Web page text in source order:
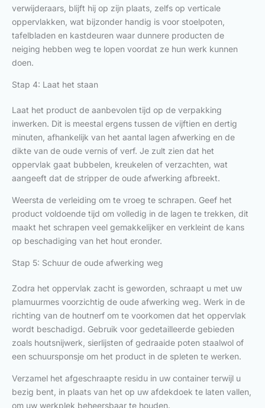
verwijderaars, blijft hij op zijn plaats, zelfs op verticale
oppervlakken, wat bijzonder handig is voor stoelpoten,
tafelbladen en kastdeuren waar dunnere producten de
neiging hebben weg te lopen voordat ze hun werk kunnen
doen.
Stap 4: Laat het staan
Laat het product de aanbevolen tijd op de verpakking
inwerken. Dit is meestal ergens tussen de vijftien en dertig
minuten, afhankelijk van het aantal lagen afwerking en de
dikte van de oude vernis of verf. Je zult zien dat het
oppervlak gaat bubbelen, kreukelen of verzachten, wat
aangeeft dat de stripper de oude afwerking afbreekt.
Weersta de verleiding om te vroeg te schrapen. Geef het
product voldoende tijd om volledig in de lagen te trekken, dit
maakt het schrapen veel gemakkelijker en verkleint de kans
op beschadiging van het hout eronder.
Stap 5: Schuur de oude afwerking weg
Zodra het oppervlak zacht is geworden, schraapt u met uw
plamuurmes voorzichtig de oude afwerking weg. Werk in de
richting van de houtnerf om te voorkomen dat het oppervlak
wordt beschadigd. Gebruik voor gedetailleerde gebieden
zoals houtsnijwerk, sierlijsten of gedraaide poten staalwol of
een schuursponsje om het product in de spleten te werken.
Verzamel het afgeschraapte residu in uw container terwijl u
bezig bent, in plaats van het op uw afdekdoek te laten vallen,
om uw werkplek beheersbaar te houden.